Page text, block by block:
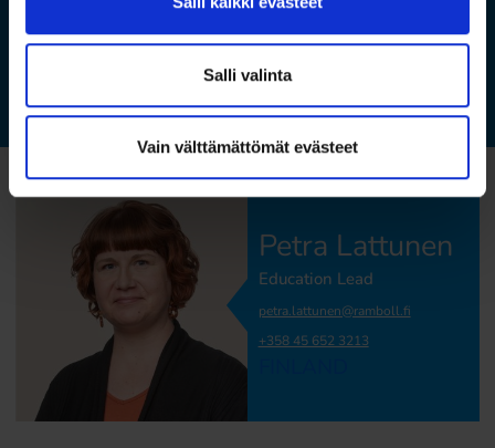
Salli valinta
Vain välttämättömät evästeet
Autan mielelläni! Soita, lähetä sähköpostia tai ota yhteyttä sivun
lopussa olevalla yhteydenottolomakkeella. Katso myös
koulutuskalenteristammekaikille avoimet koulutukset ja
Petra Lattunen
Education Lead
petra.lattunen@ramboll.fi
+358 45 652 3213